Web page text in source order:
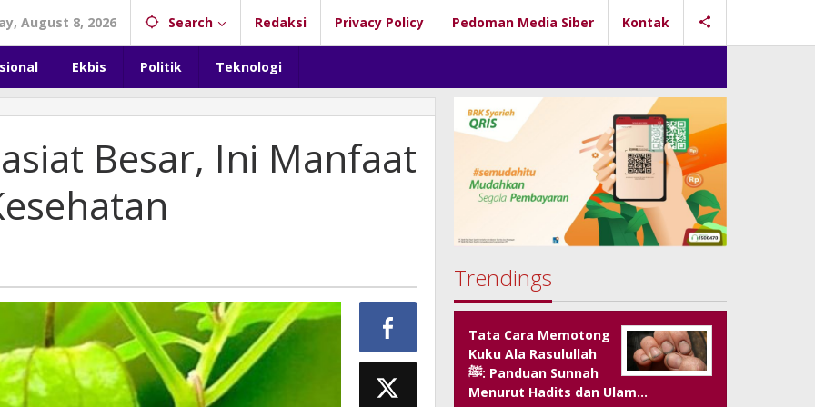
August 8, 2026 Search Redaksi Privacy Policy Pedoman Media Siber Kontak
Ekbis Politik Teknologi
Besar, Ini Manfaat
Trendings
Tata Cara Memotong
Kuku Ala Rasulullah
ﷺ: Panduan Sunnah
Menurut Hadits dan Ulam…